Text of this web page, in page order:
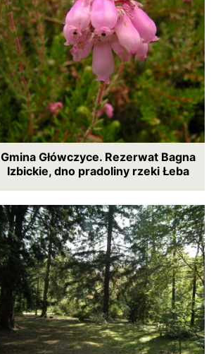
Gmina Główczyce. Rezerwat Bagna
Izbickie, dno pradoliny rzeki Łeba